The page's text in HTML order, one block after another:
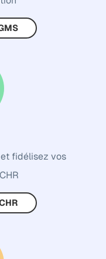
fidélisez vos